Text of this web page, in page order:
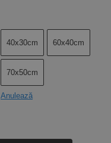
40x30cm 60x40cm
70x50cm
Anulează